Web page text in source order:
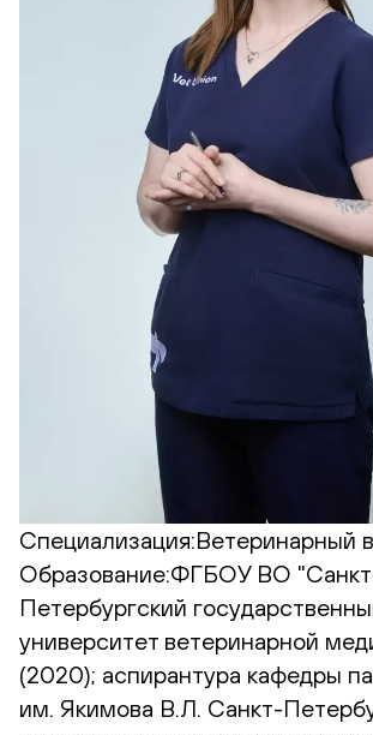
Специализация:Ветеринарный
Образование:ФГБОУ ВО
Петербургский
университет ветеринарной
(2020); аспирантура кафедры
им. Якимова В.Л. Санкт-